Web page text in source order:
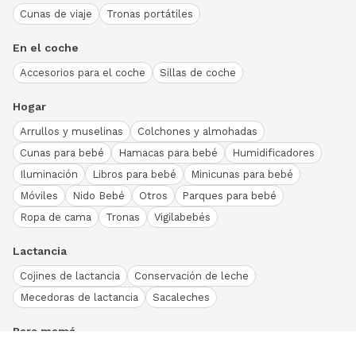
Cunas de viaje Tronas portátiles
En el coche
Accesorios para el coche Sillas de coche
Hogar
Arrullos y muselinas
Colchones y almohadas
Cunas para bebé
Hamacas para bebé
Humidificadores
Iluminación
Libros para bebé
Minicunas para bebé
Móviles
Nido Bebé Otros
Parques para bebé
Ropa de cama
Tronas Vigilabebés
Lactancia
Cojines de lactancia
Conservación de leche
Mecedoras de lactancia
Sacaleches
Para mamá